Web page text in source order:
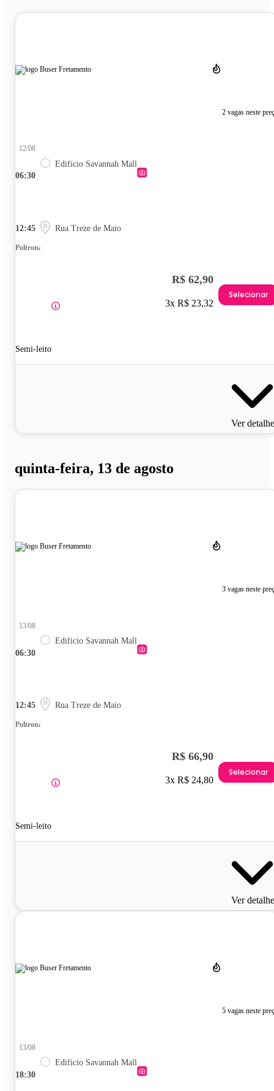
2 vagas neste
06:30
12/08
Edificio Savannah Mall
12:45 Rua Treze de Maio
Poltrona
Semi-leito
R$ 62,90
3x R$ 23,32
Selecionar
Ver
quinta-feira, 13 de agosto
3 vagas neste
06:30
13/08
Edificio Savannah Mall
12:45 Rua Treze de Maio
Poltrona
Semi-leito
R$ 66,90
3x R$ 24,80
Selecionar
Ver
5 vagas neste
18:30
13/08
Edificio Savannah Mall